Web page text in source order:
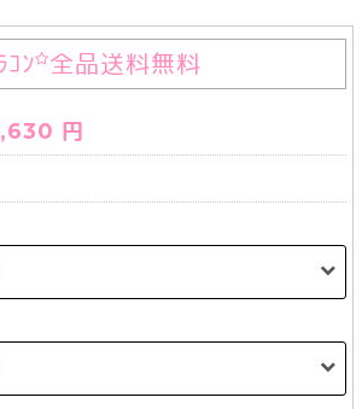
ｺﾝ 全品送料無料
円